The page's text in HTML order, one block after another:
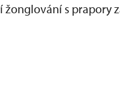
ížonglování s prapory